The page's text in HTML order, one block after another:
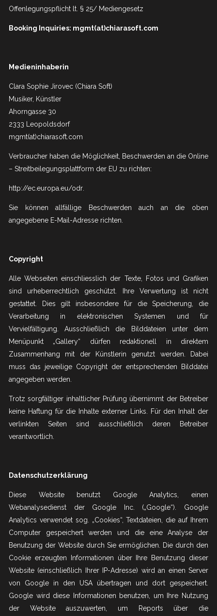
Offenlegungspflicht lt. § 25/ Mediengesetz
Booking Inquiries: mgmt(at)chiarasoft.com
Medieninhaberin
Clara Sophie Jirovec (Chiara Soft)
Musiker, Künstler
Ahorngasse 30
2333 Leopoldsdorf
mgmt(at)chiarasoft.com
Verbraucher haben die Möglichkeit, Beschwerden an die Online
– Streitbeilegungsplattform der EU zu richten:
http://ec.europa.eu/odr.
Sie können allfällige Beschwerden auch an die oben
angegebene E-Mail-Adresse richten.
Copyright
Alle Webseiten einschliesslich der Texte, Fotos und Grafiken
sind urheberrechtlich geschützt. Ihre Verwertung ist nicht
gestattet. Dies gilt insbesondere für die Speicherung, die
Verarbeitung in elektronischen Systemen und für
Vervielfältigung. Ausschließlich die Bilddateien unter dem
Menüpunkt „Gallery“ dürfen redaktionell in direktem
Zusammenhang mit der Künstlerin genutzt werden. Dabei
muss das jeweilige Copyright der entsprechenden Bilddatei
angegeben werden.
Trotz sorgfältiger inhaltlicher Prüfung übernimmt der Betreiber
keine Haftung für die Inhalte externer Links. Für den Inhalt der
verlinkten Seiten sind ausschließlich deren Betreiber
verantwortlich.
Datenschutzerklärung
Diese Website benutzt Google Analytics, einen
Webanalysedienst der Google Inc. („Google“). Google
Analytics verwendet sog. „Cookies“, Textdateien, die auf Ihrem
Computer gespeichert werden und die eine Analyse der
Benutzung der Website durch Sie ermöglichen. Die durch den
Cookie erzeugten Informationen über Ihre Benutzung dieser
Website (einschließlich Ihrer IP-Adresse) wird an einen Server
von Google in den USA übertragen und dort gespeichert.
Google wird diese Informationen benutzen, um Ihre Nutzung
der Website auszuwerten, um Reports über die